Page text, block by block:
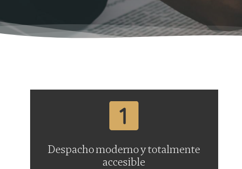
Despacho moderno y totalmente
accesible